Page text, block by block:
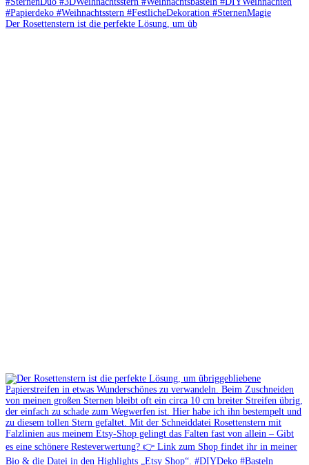
Der Rosettenstern ist die perfekte Lösung, um üb